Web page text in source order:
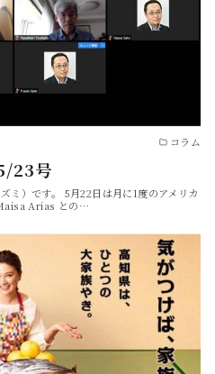
コラム
23号
ミ）です。 5月22日は月に1度のアメリカ
Arias との…